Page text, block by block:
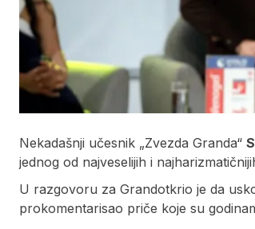
Nekadašnji učesnik „Zvezda Granda“
jednog od najveselijih i
U razgovoru za Grandotkrio je da
prokomentarisao priče koje su